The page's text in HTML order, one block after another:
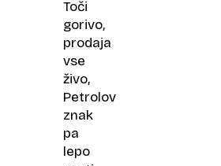
Toči
gorivo,
prodaja
vse
živo,
Petrolov
znak
pa
lepo